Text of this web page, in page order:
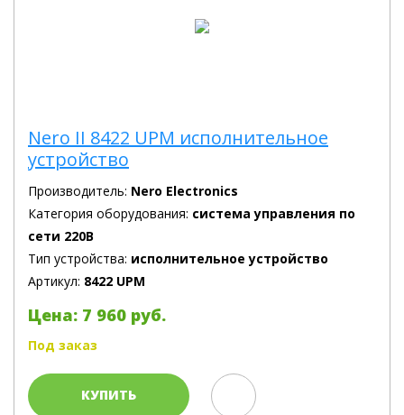
Nero II 8422 UPM исполнительное
устройство
Производитель: Nero Electronics
Категория оборудования: система управления по
сети 220В
Тип устройства: исполнительное устройство
Артикул: 8422 UPM
Цена: 7 960 руб.
Под заказ
КУПИТЬ